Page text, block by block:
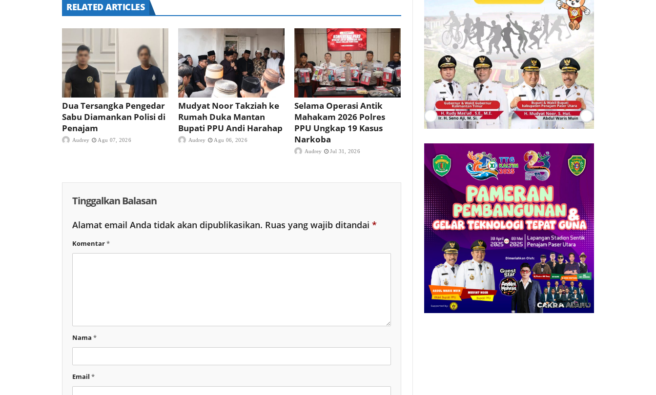
RELATED ARTICLES
Dua Tersangka Pengedar
Sabu Diamankan Polisi di
Penajam
Audrey Agu 07, 2026
Mudyat Noor Takziah ke
Rumah Duka Mantan
Bupati PPU Andi Harahap
Audrey Agu 06, 2026
Selama Operasi Antik
Mahakam 2026 Polres
PPU Ungkap 19 Kasus
Narkoba
Audrey Jul 31, 2026
Tinggalkan Balasan
Alamat email Anda tidak akan dipublikasikan. Ruas yang wajib ditandai *
Komentar*
Nama *
Email *